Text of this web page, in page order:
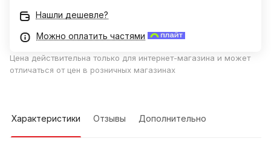
Нашли дешевле?
Можно оплатить частями
Цена действительна только для интернет-магазина и может
отличаться от цен в розничных магазинах
Характеристики Отзывы Дополнительно